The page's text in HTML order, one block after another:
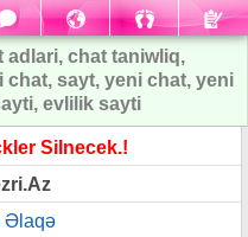
adlari, chat taniwliq,
chat, sayt, yeni chat, yeni
evlilik sayti
Silnecek.!
Əlaqə